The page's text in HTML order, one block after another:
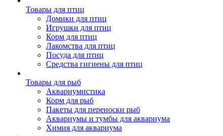
Товары для птиц
Домики для птиц
Игрушки для птиц
Корм для птиц
Лакомства для птиц
Посуда для птиц
Средства гигиены для птиц
Товары для рыб
Аквариумистика
Корм для рыб
Пакеты для переноски рыб
Аквариумы и тумбы для аквариума
Химия для аквариума